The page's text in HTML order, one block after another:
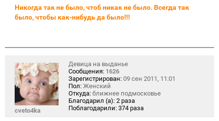
Никогда так не было, чтоб никак не было. Всегда так
было, чтобы как-нибудь да было!!!
cveto4ka
Девица на выданье
Сообщения: 1626
Зарегистрирован: 09 сен 2011, 11:01
Пол: Женский
Откуда: ближнее подмосковье
Благодарил (а): 2 раза
Поблагодарили: 374 раза